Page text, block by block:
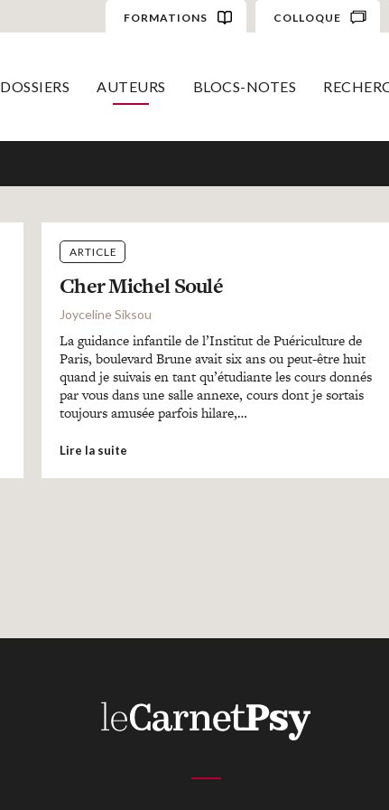
FORMATIONS COLLOQUE
DOSSIERS AUTEURS BLOCS-NOTES
ARTICLE
Cher Michel Soulé
Joyceline Siksou
La guidance infantile de l’Institut de Puériculture de
Paris, boulevard Brune avait six ans ou peut-être huit
quand je suivais en tant qu’étudiante les cours donnés
par vous dans une salle annexe, cours dont je sortais
toujours amusée parfois hilare,…
Lire la suite